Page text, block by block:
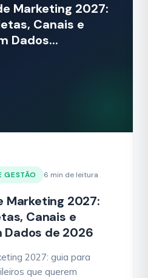
Marketing 2027:
Canais e
Dados...
GESTÃO 6 min de leitura
Marketing 2027:
Canais e
de 2026
2027: guia para
que querem